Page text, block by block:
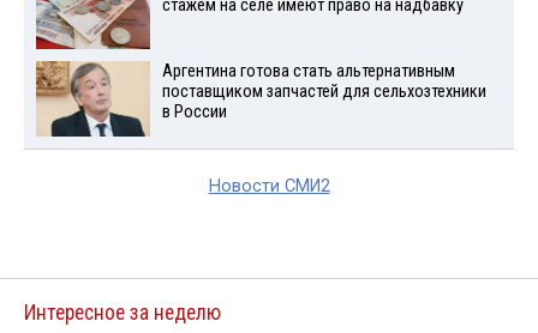
стажем на селе имеют право на надбавку
Аргентина готова стать альтернативным
поставщиком запчастей для сельхозтехники
в России
Новости СМИ2
Интересное за неделю